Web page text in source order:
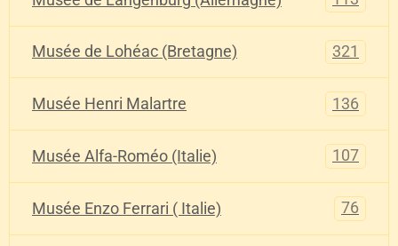
Musée de Lohéac (Bretagne) 321
Musée Henri Malartre 136
Musée Alfa-Roméo (Italie) 107
Musée Enzo Ferrari ( Italie) 76